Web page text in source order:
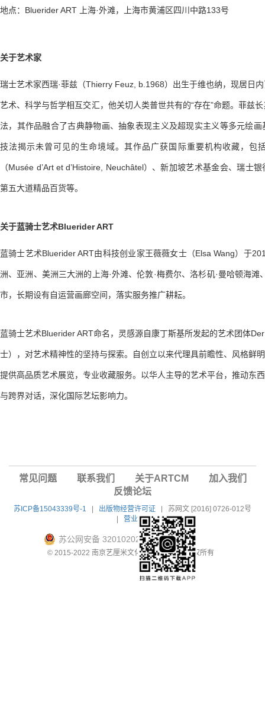
地点：Bluerider ART 上海·外滩，上海市黄浦区四川中路133号
关于艺术家
瑞士艺术家西瑞·菲兹（Thierry Feuz, b.1968）出生于维也纳，现居日
艺术、科学与哲学相互交汇，他关切人类普世共有的“存在”命题。菲兹
法，其作品融合了古典静物画、抽象表现主义及超现实主义等多元绘
技法揭示未曾可见的生命境域。其作品广获国际重要机构收藏，包
（Musée d’Art et d’Histoire, Neuchâtel）、新加坡艺术基金会、瑞士
第五大道精品百货等。
关于蓝骑士艺术Bluerider ART
蓝骑士艺术Bluerider ART由科技创业家王薇薇女士（Elsa Wang）于
洲、亚洲、美洲三大洲的上海·外滩、伦敦·梅费尔、洛杉矶·曼哈顿海滩
市，长期设有自运营画廊空间，落实服务推广耕耘。
蓝骑士艺术Bluerider ART命名，灵感源自康丁斯基所发起的艺术团体
士），对艺术精神性的坚持与探索。自创立以来代理具前瞻性、风格鲜
提供高品质艺术展览，专业收藏服务。以华人主导的艺术平台，推动东
与跨界对话，深化国际艺坛影响力。
常见问题 联系我们 关于ARTCM
加入我们
反馈论坛
苏ICP备15043339号-1 | 出版物经营许可证 | 苏网文 [2016] 0726-012号
| 营业执照
苏公网安备 32010202010604号
© 2015-2022 南京艺厘米文化科技有限公司 版权所有